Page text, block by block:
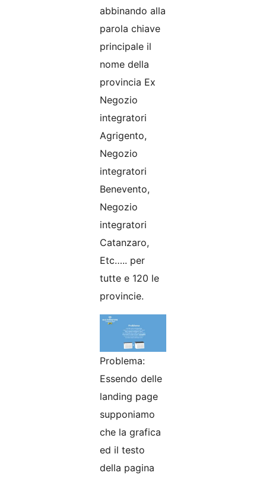
abbinando alla
parola chiave
principale il
nome della
provincia Ex
Negozio
integratori
Agrigento,
Negozio
integratori
Benevento,
Negozio
integratori
Catanzaro,
Etc….. per
tutte e 120 le
provincie.
Problema:
Essendo delle
landing page
supponiamo
che la grafica
ed il testo
della pagina